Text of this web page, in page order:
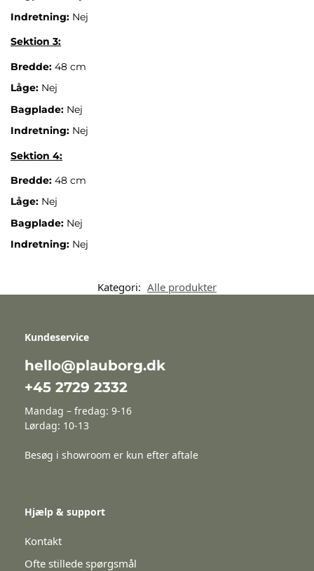
Indretning: Nej
Sektion 3:
Bredde: 48 cm
Låge: Nej
Bagplade: Nej
Indretning: Nej
Sektion 4:
Bredde: 48 cm
Låge: Nej
Bagplade: Nej
Indretning: Nej
Kategori: Alle produkter
Kundeservice
hello@plauborg.dk
+45 2729 2332
Mandag – fredag: 9-16
Lørdag: 10-13
Besøg i showroom er kun efter aftale
Hjælp & support
Kontakt
Ofte stillede spørgsmål